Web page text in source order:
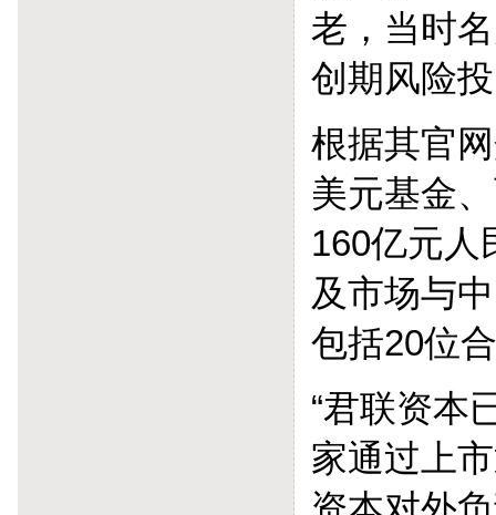
老，当时
创期风险
根据其官
美元基金
160亿元人
及市场与
包括20位
“君联资本
家通过上